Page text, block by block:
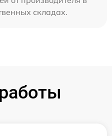
складах.